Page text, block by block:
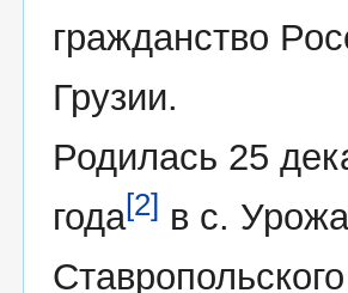
гражданство
Грузии.
Родилась 25
года[2] в с.